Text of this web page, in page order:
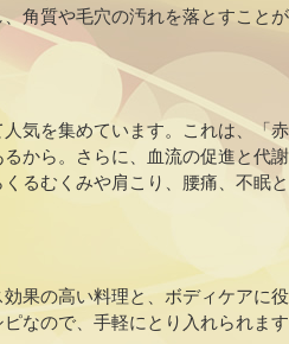
角質や毛穴の汚れを落とすこと
気を集めています。これは、「
から。さらに、血流の促進と代
るむくみや肩こり、腰痛、不眠
果の高い料理と、ボディケアに
なので、手軽にとり入れられます